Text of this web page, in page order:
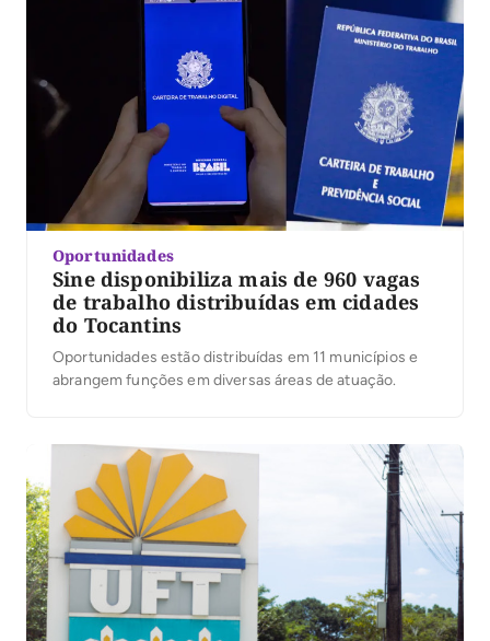
Oportunidades
Sine disponibiliza mais de 960 vagas
de trabalho distribuídas em cidades
do Tocantins
Oportunidades estão distribuídas em 11 municípios e
abrangem funções em diversas áreas de atuação.